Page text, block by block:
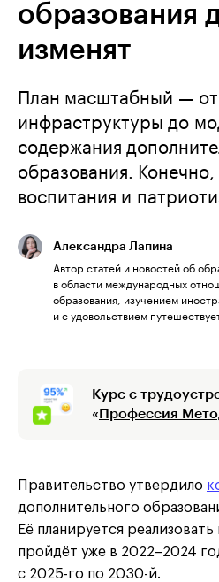
образования
изменят
План масштабный —
инфраструктуры до
содержания
образования.
воспитания и
Александра Лапина
Автор статей и новостей об
в области международных
образования, изучением
и с удовольствием
Курс с
« Профессия
Правительство утвердило
дополнительного
Её планируется
пройдёт уже в 2022–2024
с 2025-го по 2030-й.